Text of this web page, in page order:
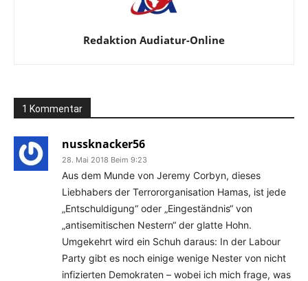
Redaktion Audiatur-Online
1 Kommentar
nussknacker56
28. Mai 2018 Beim 9:23
Aus dem Munde von Jeremy Corbyn, dieses
Liebhabers der Terrororganisation Hamas, ist jede
„Entschuldigung“ oder „Eingeständnis“ von
„antisemitischen Nestern“ der glatte Hohn.
Umgekehrt wird ein Schuh daraus: In der Labour
Party gibt es noch einige wenige Nester von nicht
infizierten Demokraten – wobei ich mich frage, was